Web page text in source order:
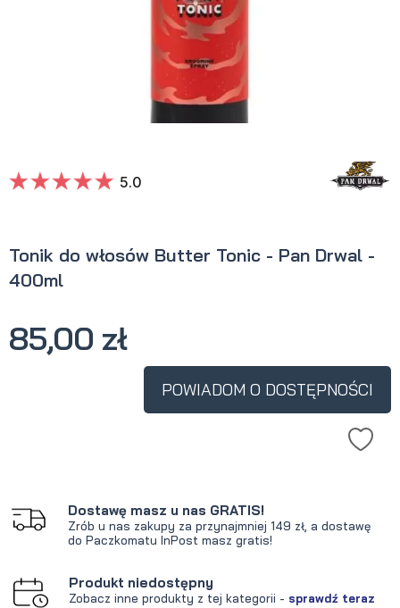
Tonik do włosów Butter Tonic - Pan Drwal -
400ml
5.0
85,00 zł
POWIADOM O DOSTĘPNOŚCI
Dostawę masz u nas GRATIS!
Zrób u nas zakupy za przynajmniej 149 zł, a dostawę
do Paczkomatu InPost masz gratis!
Produkt niedostępny
Zobacz inne produkty z tej kategorii - sprawdź teraz